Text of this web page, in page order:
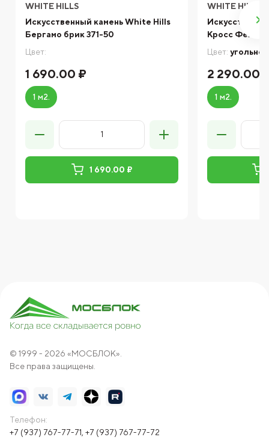
WHITE HILLS
Искусственный камень White Hills
Бергамо брик 371-50
Цвет:
1 690.00 ₽
1 м2.
1 690.00 ₽
WHITE HILLS
Кросс Фелл
Цвет:
2 290.00
1 м2.
© 1999 - 2026 «МОСБЛОК».
Все права защищены.
Телефон:
+7 (937) 767-77-71 +7 (937) 767-77-72